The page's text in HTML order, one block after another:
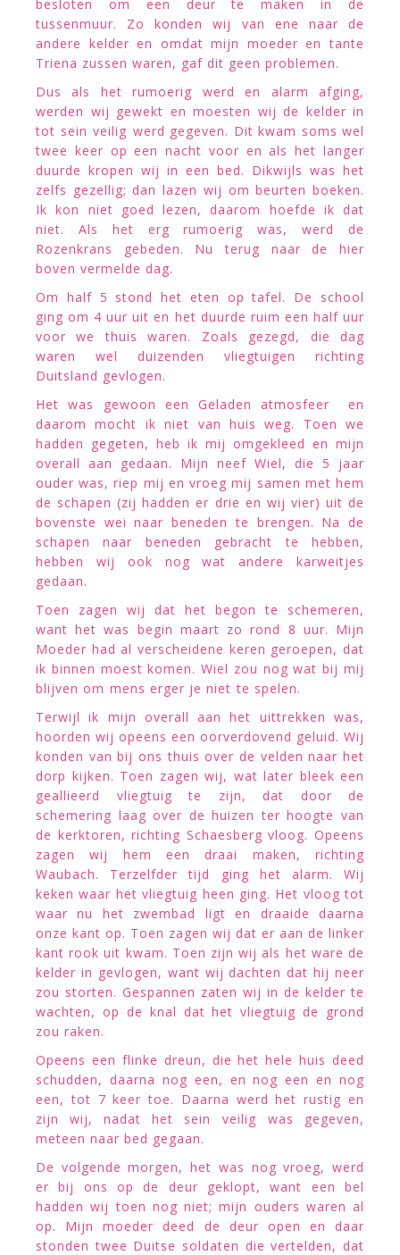
besloten om een deur te maken in de
tussenmuur. Zo konden wij van ene naar de
andere kelder en omdat mijn moeder en tante
Triena zussen waren, gaf dit geen problemen.
Dus als het rumoerig werd en alarm afging,
werden wij gewekt en moesten wij de kelder in
tot sein veilig werd gegeven. Dit kwam soms wel
twee keer op een nacht voor en als het langer
duurde kropen wij in een bed. Dikwijls was het
zelfs gezellig; dan lazen wij om beurten boeken.
Ik kon niet goed lezen, daarom hoefde ik dat
niet. Als het erg rumoerig was, werd de
Rozenkrans gebeden. Nu terug naar de hier
boven vermelde dag.
Om half 5 stond het eten op tafel. De school
ging om 4 uur uit en het duurde ruim een half uur
voor we thuis waren. Zoals gezegd, die dag
waren wel duizenden vliegtuigen richting
Duitsland gevlogen.
Het was gewoon een Geladen atmosfeer en
daarom mocht ik niet van huis weg. Toen we
hadden gegeten, heb ik mij omgekleed en mijn
overall aan gedaan. Mijn neef Wiel, die 5 jaar
ouder was, riep mij en vroeg mij samen met hem
de schapen (zij hadden er drie en wij vier) uit de
bovenste wei naar beneden te brengen. Na de
schapen naar beneden gebracht te hebben,
hebben wij ook nog wat andere karweitjes
gedaan.
Toen zagen wij dat het begon te schemeren,
want het was begin maart zo rond 8 uur. Mijn
Moeder had al verscheidene keren geroepen, dat
ik binnen moest komen. Wiel zou nog wat bij mij
blijven om mens erger je niet te spelen.
Terwijl ik mijn overall aan het uittrekken was,
hoorden wij opeens een oorverdovend geluid. Wij
konden van bij ons thuis over de velden naar het
dorp kijken. Toen zagen wij, wat later bleek een
geallieerd vliegtuig te zijn, dat door de
schemering laag over de huizen ter hoogte van
de kerktoren, richting Schaesberg vloog. Opeens
zagen wij hem een draai maken, richting
Waubach. Terzelfder tijd ging het alarm. Wij
keken waar het vliegtuig heen ging. Het vloog tot
waar nu het zwembad ligt en draaide daarna
onze kant op. Toen zagen wij dat er aan de linker
kant rook uit kwam. Toen zijn wij als het ware de
kelder in gevlogen, want wij dachten dat hij neer
zou storten. Gespannen zaten wij in de kelder te
wachten, op de knal dat het vliegtuig de grond
zou raken.
Opeens een flinke dreun, die het hele huis deed
schudden, daarna nog een, en nog een en nog
een, tot 7 keer toe. Daarna werd het rustig en
zijn wij, nadat het sein veilig was gegeven,
meteen naar bed gegaan.
De volgende morgen, het was nog vroeg, werd
er bij ons op de deur geklopt, want een bel
hadden wij toen nog niet; mijn ouders waren al
op. Mijn moeder deed de deur open en daar
stonden twee Duitse soldaten die vertelden, dat